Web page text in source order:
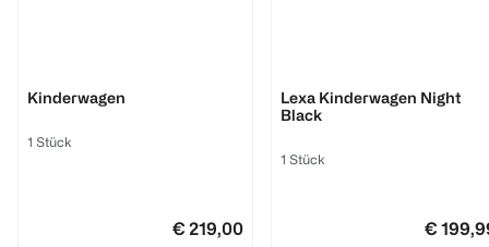
Kinderwagen
1 Stück
€ 219,00
Lexa Kinderwagen Night
Black
1 Stück
€